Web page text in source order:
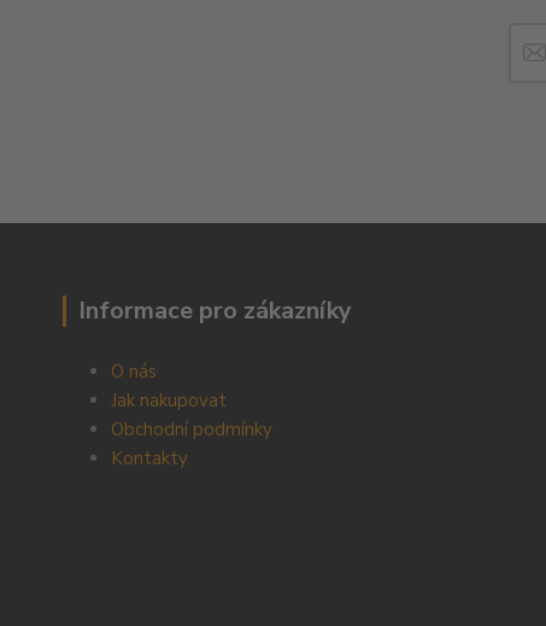
Informace pro zákazníky
O nás
Jak nakupovat
Obchodní podmínky
Kontakty